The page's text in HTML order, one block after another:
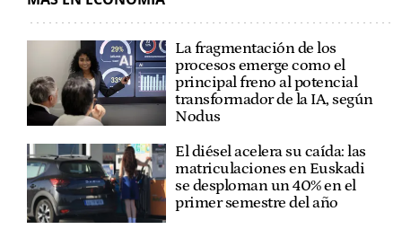
La fragmentación de los
procesos emerge como el
principal freno al potencial
transformador de la IA, según
Nodus
El diésel acelera su caída: las
matriculaciones en Euskadi
se desploman un 40% en el
primer semestre del año